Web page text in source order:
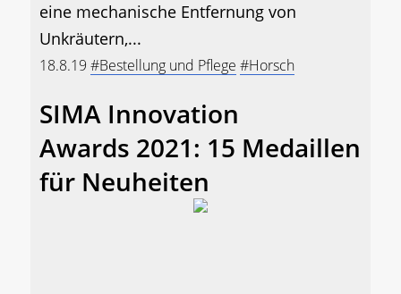
eine mechanische Entfernung von
Unkräutern,...
18.8.19 #Bestellung und Pflege #Horsch
SIMA Innovation
Awards 2021: 15 Medaillen
für Neuheiten